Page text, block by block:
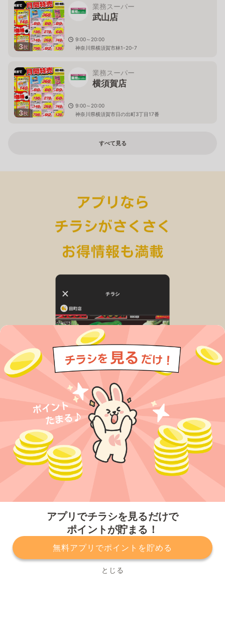
アプリでチラシを見るだけで
ポイントが貯まる！
無料アプリでポイントを貯める
とじる
3枚
業務スーパー
武山店
9:00～20:00
神奈川県横須賀市林1-20-7
3枚
業務スーパー
横須賀店
9:00～20:00
神奈川県横須賀市日の出町3丁目17番
すべて見る
プライバシーポリシー 利用規約
運営会社
サービスに関してのお問い合わせ